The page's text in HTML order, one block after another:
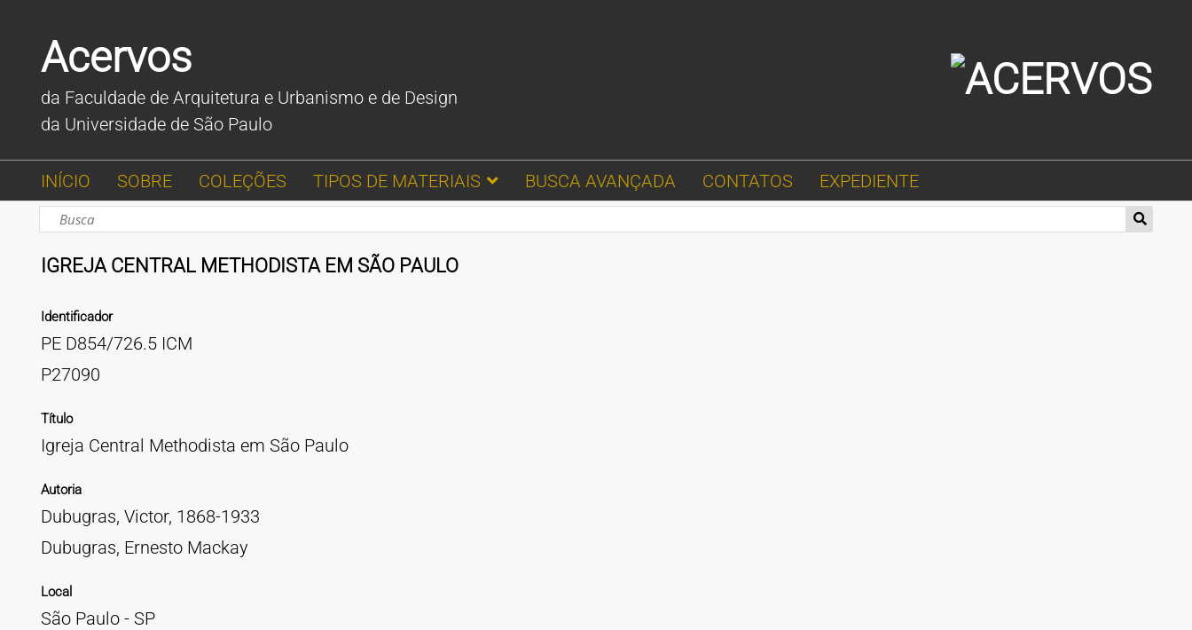
Acervos
da Faculdade de Arquitetura e Urbanismo e de Design
da Universidade de São Paulo
INÍCIO SOBRE COLEÇÕES TIPOS DE MATERIAIS BUSCA AVANÇADA CONTATOS EXPEDIENTE
IGREJA CENTRAL METHODISTA EM SÃO PAULO
Identificador
PE D854/726.5 ICM
P27090
Título
Igreja Central Methodista em São Paulo
Autoria
Dubugras, Victor, 1868-1933
Dubugras, Ernesto Mackay
Local
São Paulo - SP